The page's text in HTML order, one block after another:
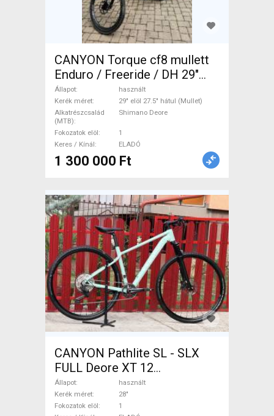
CANYON Torque cf8 mullett
Enduro / Freeride / DH 29"
elöl 27.5" hátul (Mullet)
Shimano Deore használt
ELADÓ
Állapot
használt
Kerék méret
29" elöl 27.5" hátul (Mullet)
Alkatrészcsalád
(MTB)
Shimano Deore
Fokozatok elöl
1
Keres / Kínál
ELADÓ
1 300 000 Ft
CANYON Pathlite SL - SLX
FULL Deore XT 12
Trekking/cross tárcsafék
használt ELADÓ
Állapot
használt
Kerék méret
28"
Fokozatok elöl
1